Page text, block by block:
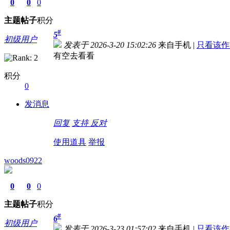
0
主题
0
帖子
0
积分
初级用户
积分
0
发消息
5#
发表于 2026-3-20 15:02:26 来自手机 | 只看该
有空去看看
回复 支持 反对
使用道具 举报
woods0922
0
主题
0
帖子
0
积分
初级用户
6#